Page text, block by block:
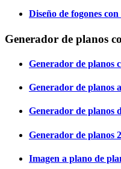
Diseño de fogones
Generador de planos
Generador de planos
Generador de planos
Generador de planos
Generador de planos
Imagen a plano de